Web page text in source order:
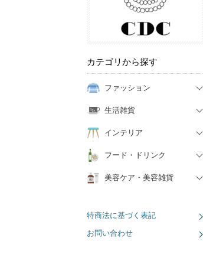
カテゴリから探す
ファッション
生活雑貨
インテリア
フード・ドリンク
美容ケア・美容雑貨
特商法に基づく表記
お問い合わせ